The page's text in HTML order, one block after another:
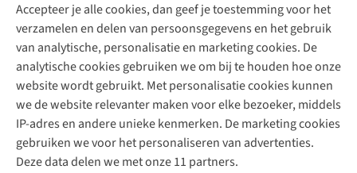
Accepteer je alle cookies, dan geef je toestemming voor het
verzamelen en delen van persoonsgegevens en het gebruik
van analytische, personalisatie en marketing cookies. De
analytische cookies gebruiken we om bij te houden hoe onze
website wordt gebruikt. Met personalisatie cookies kunnen
we de website relevanter maken voor elke bezoeker, middels
IP-adres en andere unieke kenmerken. De marketing cookies
gebruiken we voor het personaliseren van advertenties.
Deze data delen we met onze 11 partners.
+31 (0)85 888 50 88
+31 6 12 28 49 80
Contactformulier